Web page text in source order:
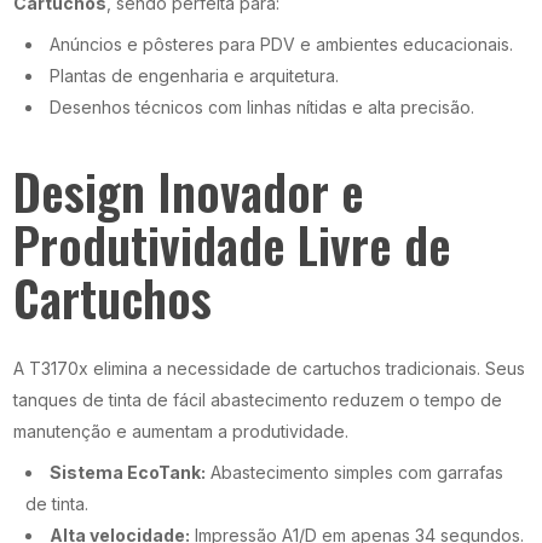
Anúncios e pôsteres para PDV e ambientes educacionais.
Plantas de engenharia e arquitetura.
Desenhos técnicos com linhas nítidas e alta precisão.
Design Inovador e
Produtividade Livre de
Cartuchos
A T3170x elimina a necessidade de cartuchos tradicionais. Seus
tanques de tinta de fácil abastecimento reduzem o tempo de
manutenção e aumentam a produtividade.
Sistema EcoTank: Abastecimento simples com garrafas
de tinta.
Alta velocidade: Impressão A1/D em apenas 34 segundos.